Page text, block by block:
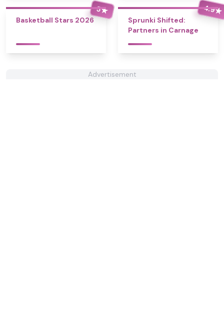
5★
Basketball Stars 2026
4.9★
Sprunki Shifted:
Partners in Carnage
Advertisement